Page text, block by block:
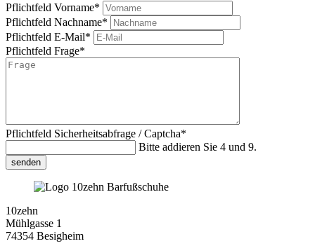
Pflichtfeld Vorname*
Pflichtfeld Nachname*
Pflichtfeld E-Mail*
Pflichtfeld Frage*
Pflichtfeld Sicherheitsabfrage / Captcha*
Bitte addieren Sie 4 und 9.
senden
10zehn
Mühlgasse 1
74354 Besigheim